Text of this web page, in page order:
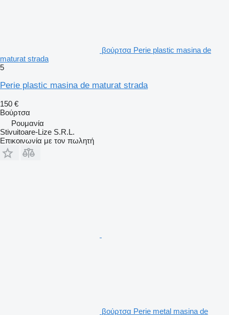
βούρτσα Perie plastic masina de
maturat strada
5
Perie plastic masina de maturat strada
150 €
Βούρτσα
Ρουμανία
Stivuitoare-Lize S.R.L.
Επικοινωνία με τον πωλητή
βούρτσα Perie metal masina de